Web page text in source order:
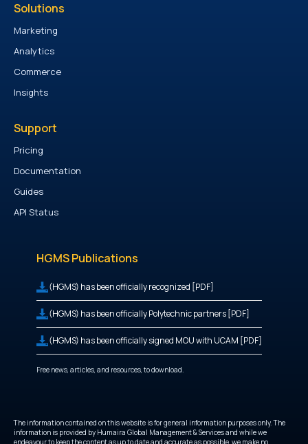
Solutions
Marketing
Analytics
Commerce
Insights
Support
Pricing
Documentation
Guides
API Status
HGMS Publications
(HGMS) has been officially recognized [PDF]
(HGMS) has been officially Polytechnic partners [PDF]
(HGMS) has been officially signed MOU with UCAM [PDF]
Free news, articles, and resources, to download.
The information contained on this website is for general information purposes only. The
information is provided by Humaira Global Management & Services and while we